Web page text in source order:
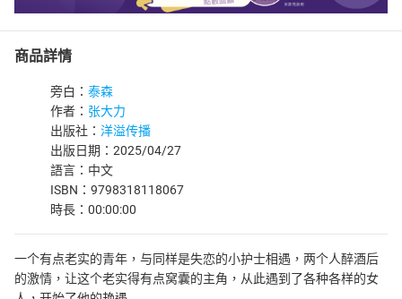
商品詳情
旁白： 泰森
作者： 张大力
出版社： 洋溢传播
出版日期：2025/04/27
語言：中文
ISBN：9798318118067
時長：00:00:00
一个有点老实的青年，与同样是失恋的小护士相遇，两个人醉酒后
的激情，让这个老实得有点窝囊的主角，从此遇到了各种各样的女